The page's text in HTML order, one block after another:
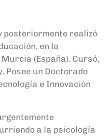
posteriormente realizó
en la
(España). Cursó,
Posee un Doctorado
e Innovación
a la psicología